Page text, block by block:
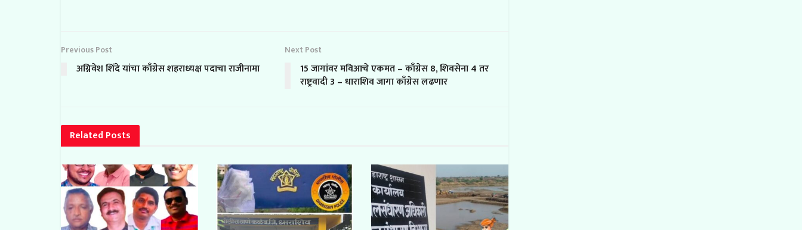
Previous Post
अग्निवेश शिंदे यांचा काँग्रेस शहराध्यक्ष पदाचा राजीनामा
Next Post
15 जागांवर मविआचे एकमत – काँग्रेस 8, शिवसेना 4 तर
राष्ट्रवादी 3 – धाराशिव जागा काँग्रेस लढणार
Related Posts